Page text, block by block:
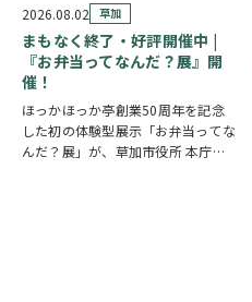
の一部を学習スペースとして開放し
ています。 予約不要・先着順で利
用できる施設が多く…
2026.08.02 草加
まもなく終了・好評開催中 |
『お弁当ってなんだ？展』開
催！
ほっかほっか亭創業50周年を記念
した初の体験型展示「お弁当ってな
んだ？展」が、草加市役所 本庁舎1